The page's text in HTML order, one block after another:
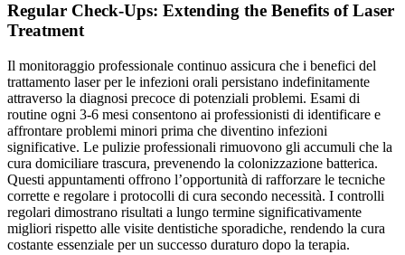
Regular Check-Ups: Extending the Benefits of Laser
Treatment
Il monitoraggio professionale continuo assicura che i benefici del
trattamento laser per le infezioni orali persistano indefinitamente
attraverso la diagnosi precoce di potenziali problemi. Esami di
routine ogni 3-6 mesi consentono ai professionisti di identificare e
affrontare problemi minori prima che diventino infezioni
significative. Le pulizie professionali rimuovono gli accumuli che la
cura domiciliare trascura, prevenendo la colonizzazione batterica.
Questi appuntamenti offrono l’opportunità di rafforzare le tecniche
corrette e regolare i protocolli di cura secondo necessità. I controlli
regolari dimostrano risultati a lungo termine significativamente
migliori rispetto alle visite dentistiche sporadiche, rendendo la cura
costante essenziale per un successo duraturo dopo la terapia.